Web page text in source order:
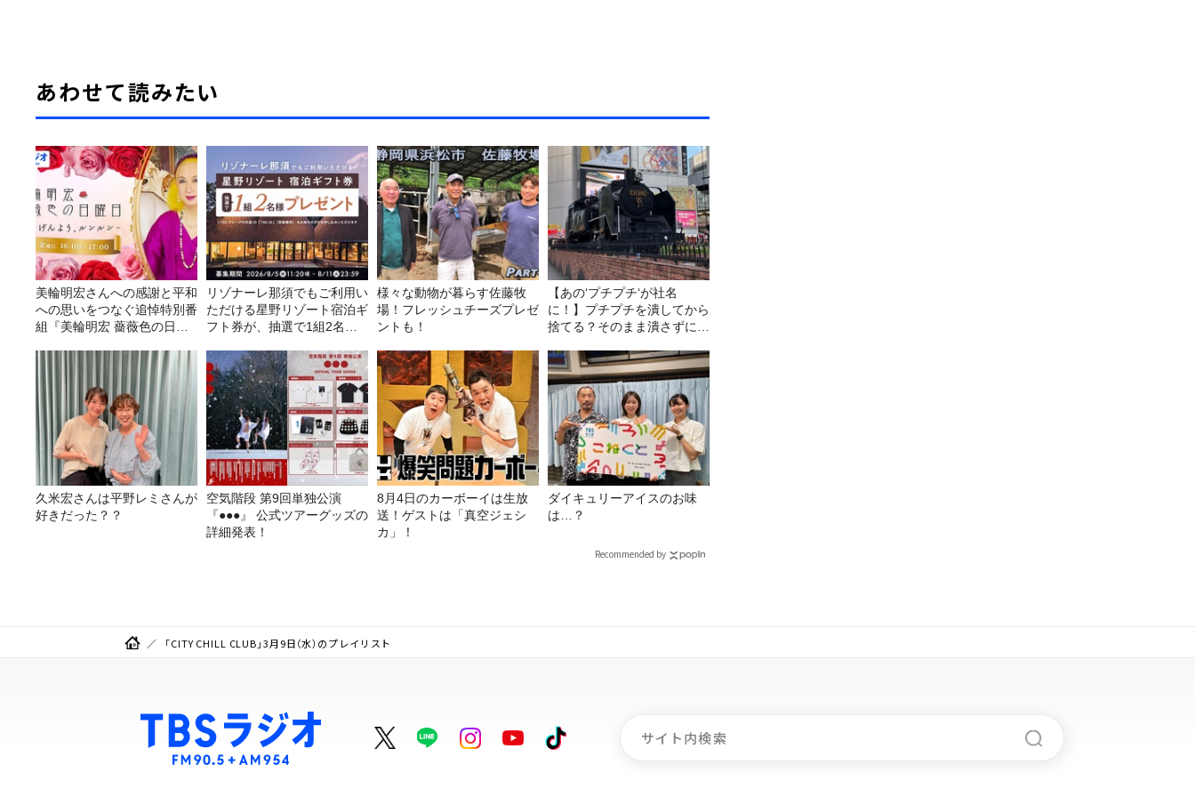
あわせて読みたい
美輪明宏さんへの感謝と平和
への思いをつなぐ追悼特別番
組『美輪明宏 薔薇色の日曜
～』8/9（日）16時放送
リゾナーレ那須でもご利用い
ただける星野リゾート宿泊ギ
フト券が、抽選で1組2名様
様々な動物が暮らす佐藤牧
場！フレッシュチーズプレゼ
ントも！
【あの‘プチプチ‘が社名
に！】プチプチを潰してから
捨てる？そのまま潰さずに捨
久米宏さんは平野レミさんが
好きだった？？
空気階段 第9回単独公演
『●●●』 公式ツアーグッズの
詳細発表！
8月4日のカーボーイは生放
送！ゲストは「真空ジェシ
カ」！
ダイキュリーアイスのお味
は…？
Recommended by
「CITY CHILL CLUB」3月9日（水）のプレイリスト